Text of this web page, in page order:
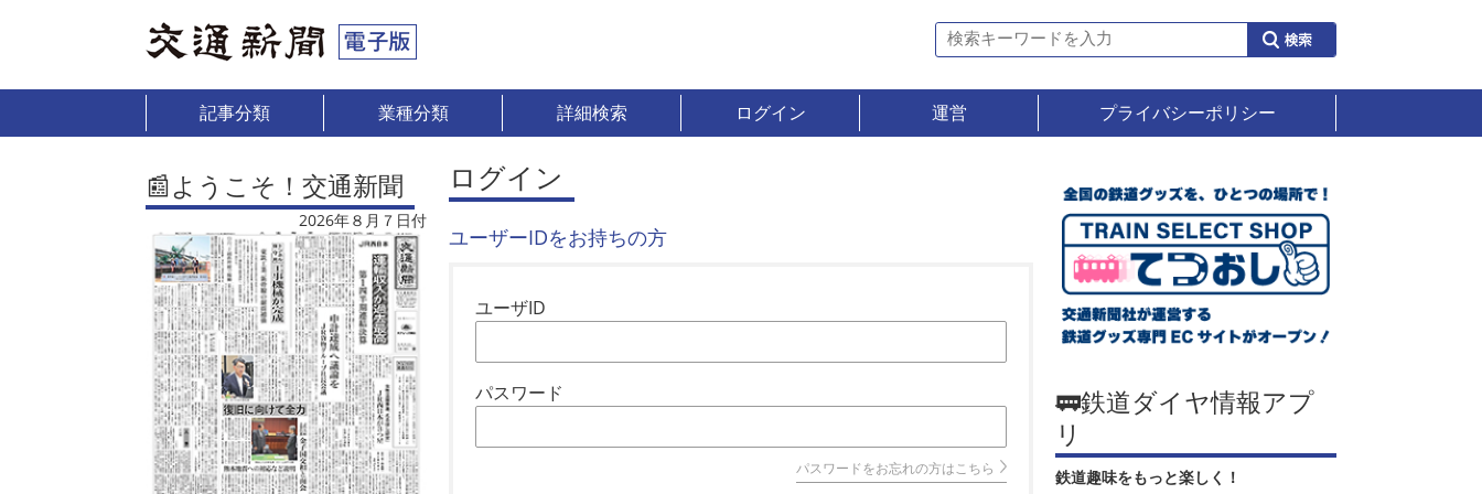
記事分類 業種分類 詳細検索 ログイン 運営 プライバシーポリシー
📰ようこそ！交通新聞
2026年８月７日付
ログイン
ユーザーIDをお持ちの方
ユーザID
パスワード
パスワードをお忘れの方はこちら
🚃鉄道ダイヤ情報アプ
リ
鉄道趣味をもっと楽しく！